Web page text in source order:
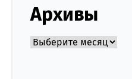
Архивы
Архивы